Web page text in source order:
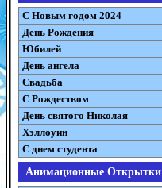
С Новым годом 2024
День Рождения
Юбилей
День ангела
Свадьба
С Рождеством
День святого Николая
Хэллоуин
С днем студента
Анимационные Открытки